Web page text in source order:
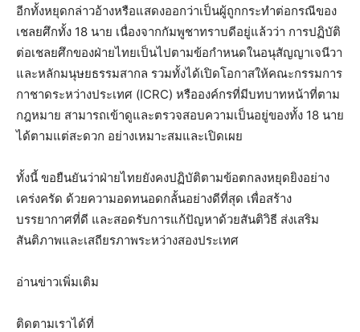
อีกทั้งหยุดกล่าวอ้างหรือแสดงออกว่าเป็นผู้ถูกกระทำต่อกรณีของ
เชลยศึกทั้ง 18 นาย เนื่องจากกัมพูชาทราบดีอยู่แล้วว่า การปฏิบัติ
ต่อเชลยศึกของฝ่ายไทยเป็นไปตามข้อกำหนดในอนุสัญญาเจนีวา
และหลักมนุษยธรรมสากล รวมทั้งได้เปิดโอกาสให้คณะกรรมการ
กาชาดระหว่างประเทศ (ICRC) หรือองค์กรที่มีบทบาทหน้าที่ตาม
กฎหมาย สามารถเข้าดูและตรวจสอบความเป็นอยู่ของทั้ง 18 นาย
ได้ตามแต่สะดวก อย่างเหมาะสมและเปิดเผย
ทั้งนี้ ขอยืนยันว่าฝ่ายไทยยังคงปฏิบัติตามข้อตกลงหยุดยิงอย่าง
เคร่งครัด ด้วยความอดทนอดกลั้นอย่างดีที่สุด เพื่อสร้าง
บรรยากาศที่ดี และสอดรับการแก้ปัญหาด้วยสันติวิธี ส่งเสริม
สันติภาพและเสถียรภาพระหว่างสองประเทศ
อ่านข่าวเพิ่มเติม
ติดตามเราได้ที่